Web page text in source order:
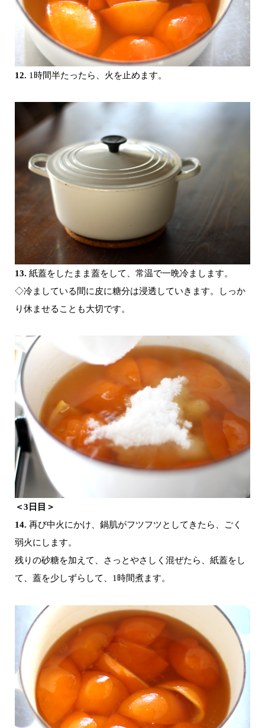
12. 1時間半たったら、火を止めます。
13. 紙蓋をしたまま蓋をして、常温で一晩冷まします。
◇冷ましている間に皮に糖分は浸透していきます。しっか
り休ませることも大切です。
＜3日目＞
14. 再び中火にかけ、鍋肌がフツフツとしてきたら、ごく
弱火にします。
残りの砂糖を加えて、さっとやさしく混ぜたら、紙蓋をし
て、蓋を少しずらして、1時間煮ます。